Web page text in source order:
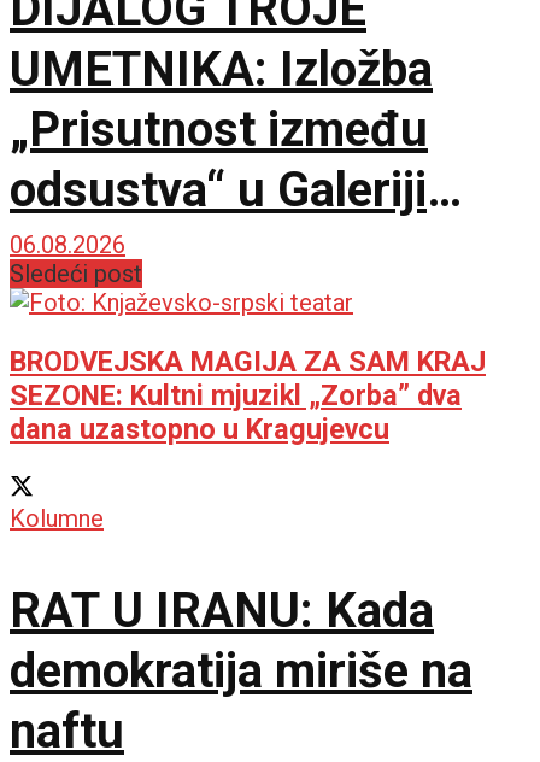
UMETNIKA: Izložba
„Prisutnost između
odsustva“ u Galeriji
Doma omladine
Beograda
06.08.2026
Sledeći post
BRODVEJSKA MAGIJA ZA SAM KRAJ
SEZONE: Kultni mjuzikl „Zorba” dva
dana uzastopno u Kragujevcu
Kolumne
RAT U IRANU: Kada
demokratija miriše na
naftu